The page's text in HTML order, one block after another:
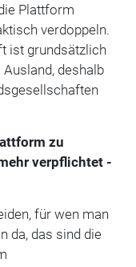
Plattform
verdoppeln.
ist grundsätzlich
deshalb
zu
verpflichtet -
für wen man
da, das sind die